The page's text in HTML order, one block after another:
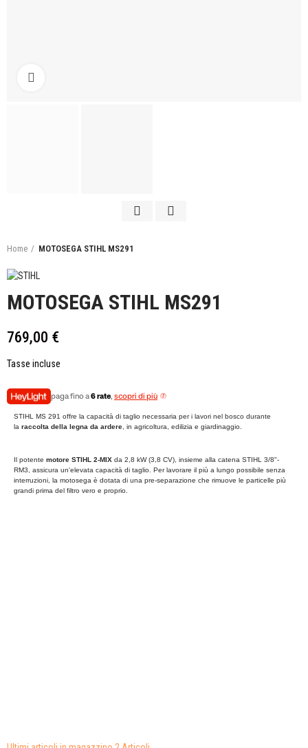
Home MOTOSEGA STIHL MS291
MOTOSEGA STIHL MS291
769,00 €
Tasse incluse
paga fino a6 rate, scopri di più
STIHL MS 291 offre la capacità di taglio necessaria per i lavori nel bosco durante
la raccolta della legna da ardere, in agricoltura, edilizia e giardinaggio.
Il potente motore STIHL 2-MIX da 2,8 kW (3,8 CV), insieme alla catena STIHL 3/8"-
RM3, assicura un'elevata capacità di taglio. Per lavorare il più a lungo possibile senza
interruzioni, la motosega è dotata di una pre-separazione che rimuove le particelle più
grandi prima del filtro vero e proprio.